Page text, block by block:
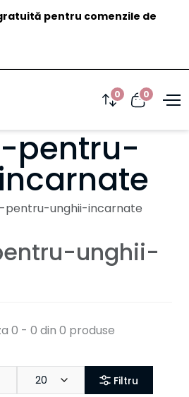
pentru comenzile de
0 0
pentru-
pentru-unghii-incarnate
unghii-
0 - 0 din 0 produse
20 Filtru